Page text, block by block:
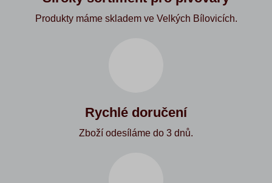
Produkty máme skladem ve Velkých Bílovicích.
Rychlé doručení
Zboží odesíláme do 3 dnů.